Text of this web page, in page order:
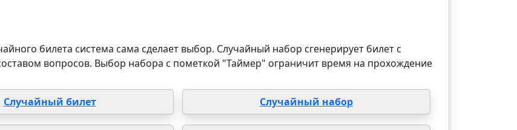
билета система сама сделает выбор. Случайный набор сгенерирует билет с
вопросов. Выбор набора с пометкой "Таймер" ограничит время на прохождение
Случайный билет
Случайный набор